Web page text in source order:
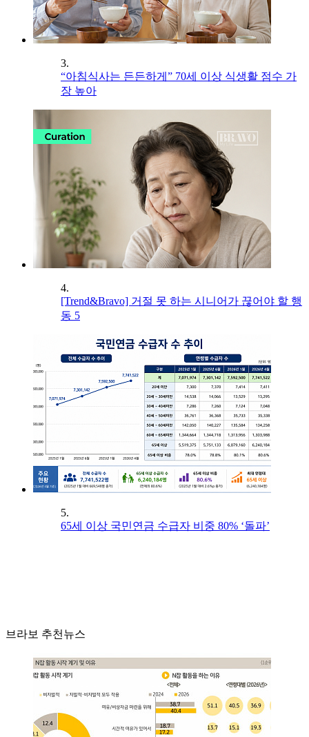
3.
“아침식사는 든든하게” 70세 이상 식생활 점수 가
장 높아
4.
[Trend&Bravo] 거절 못 하는 시니어가 끊어야 할 행
동 5
5.
65세 이상 국민연금 수급자 비중 80% ‘돌파’
브라보 추천뉴스